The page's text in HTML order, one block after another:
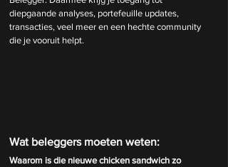
diepgaande analyses, portefeuille updates,
transacties, veel meer en een hechte community
die je vooruit helpt.
Wat beleggers moeten weten:
Waarom is die nieuwe chicken sandwich zo